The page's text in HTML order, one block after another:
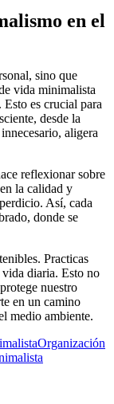
en el
sino que
vida minimalista
es crucial para
desde la
aligera
reflexionar sobre
la calidad y
Así, cada
donde se
Practicas
diaria. Esto no
nuestro
en un camino
medio ambiente.
Organización